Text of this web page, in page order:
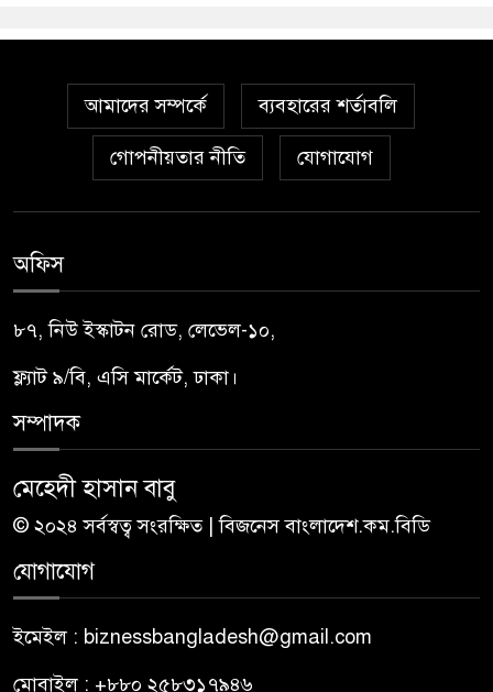
আমাদের সম্পর্কে ব্যবহারের শর্তাবলি
গোপনীয়তার নীতি যোগাযোগ
অফিস
৮৭, নিউ ইস্কাটন রোড, লেভেল-১০,
ফ্ল্যাট ৯/বি, এসি মার্কেট, ঢাকা।
সম্পাদক
মেহেদী হাসান বাবু
© ২০২৪ সর্বস্বত্ব সংরক্ষিত | বিজনেস বাংলাদেশ.কম.বিডি
যোগাযোগ
ইমেইল : biznessbangladesh@gmail.com
মোবাইল : +৮৮০ ২৫৮৩১৭৯৪৬